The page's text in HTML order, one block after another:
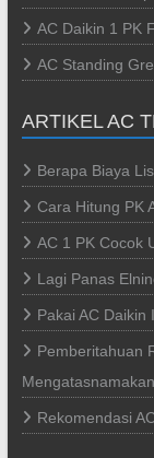
AC Daikin 1 PK
AC Standing
ARTIKEL AC
Berapa Biaya
Cara Hitung PK
AC 1 PK Cocok
Lagi Panas
Pakai AC
Pemberitahuan
Rekomendasi